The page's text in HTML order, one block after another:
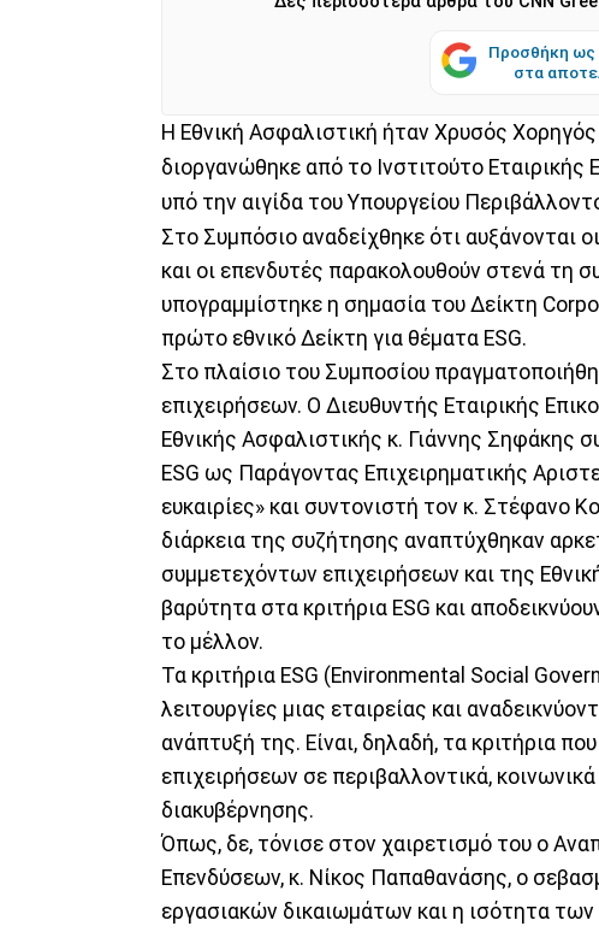
Προσθήκη ως
στα
Η Εθνική Ασφαλιστική ήταν Χρυσός
διοργανώθηκε από το Ινστιτούτο
υπό την αιγίδα του Υπουργείου
Στο Συμπόσιο αναδείχθηκε ότι αυξάνονται
και οι επενδυτές παρακολουθούν στενά τη
υπογραμμίστηκε η σημασία του Δείκτη
πρώτο εθνικό Δείκτη για θέματα ESG.
Στο πλαίσιο του Συμποσίου
επιχειρήσεων. Ο ∆ιευθυντής Εταιρικής
Εθνικής Ασφαλιστικής κ. Γιάννης Σηφάκης
ESG ως Παράγοντας Επιχειρηματικής
ευκαιρίες» και συντονιστή τον κ. Στέφανο
διάρκεια της συζήτησης αναπτύχθηκαν
συμμετεχόντων επιχειρήσεων και της
βαρύτητα στα κριτήρια ESG και
το μέλλον.
Τα κριτήρια ESG (Environmental Social
λειτουργίες μιας εταιρείας και
ανάπτυξή της. Είναι, δηλαδή, τα κριτήρια
επιχειρήσεων σε περιβαλλοντικά,
διακυβέρνησης.
Όπως, δε, τόνισε στον χαιρετισμό του ο
Επενδύσεων, κ. Νίκος Παπαθανάσης, ο
εργασιακών δικαιωμάτων και η ισότητα